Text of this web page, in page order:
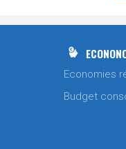
Economies
Budget